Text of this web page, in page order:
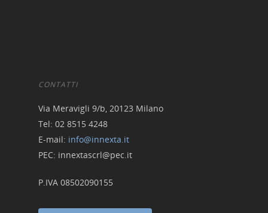
CONTATTI
Via Meravigli 9/b, 20123 Milano
Tel: 02 8515 4248
E-mail: info@innexta.it
PEC: innextascrl@pec.it
P.IVA 08502090155
Libra – La Suite